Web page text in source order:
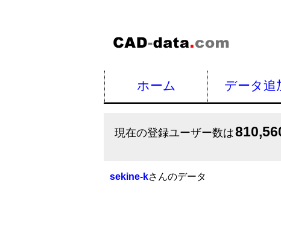
ホーム データ追
現在の登録ユーザー数は
sekine-kさんのデータ